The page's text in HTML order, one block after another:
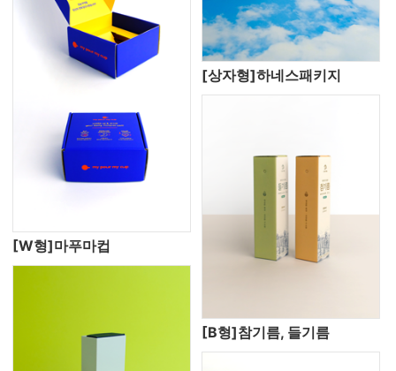
[W형]마푸마컵
[상자형]하네스패키지
[B형]참기름, 들기름